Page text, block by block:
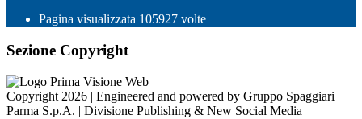
Pagina visualizzata 105927 volte
Sezione Copyright
Copyright 2026 | Engineered and powered by Gruppo Spaggiari
Parma S.p.A. | Divisione Publishing & New Social Media